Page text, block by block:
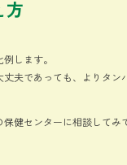
方
します。
夫であっても、よりタ
健センターに相談してみ